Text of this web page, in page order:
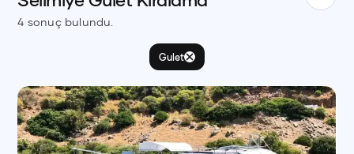
4 sonuç bulundu.
Gulet